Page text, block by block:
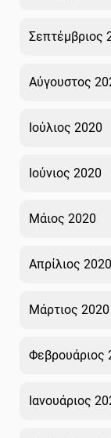
Σεπτέμβριος
Αύγουστος
Ιούλιος 2020
Ιούνιος 2020
Μάιος 2020
Απρίλιος 2020
Μάρτιος 2020
Φεβρουάριος
Ιανουάριος